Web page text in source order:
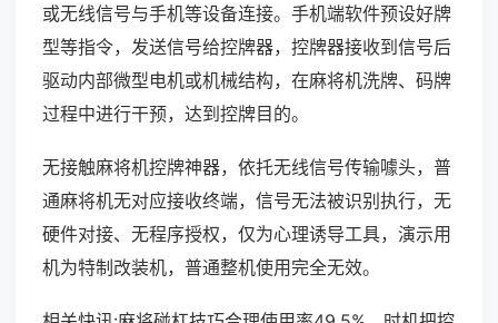
或无线信号与手机等设备连接。手机端软件预设好牌
型等指令，发送信号给控牌器，控牌器接收到信号后
驱动内部微型电机或机械结构，在麻将机洗牌、码牌
过程中进行干预，达到控牌目的。
无接触麻将机控牌神器，依托无线信号传输噱头，普
通麻将机无对应接收终端，信号无法被识别执行，无
硬件对接、无程序授权，仅为心理诱导工具，演示用
机为特制改装机，普通整机使用完全无效。